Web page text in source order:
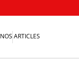
NOS ARTICLES